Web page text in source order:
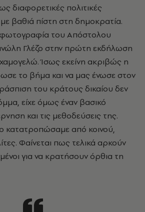
διαφορετικές πολιτικές
βαθιά πίστη στη δημοκρατία.
του Απόστολου
Γλέζο στην πρώτη εκδήλωση
Ίσως εκείνη ακριβώς η
το βήμα και να μας ένωσε στον
του κράτους δικαίου δεν
είχε όμως έναν βασικό
και τις μεθοδεύσεις της.
κατατροπώσαμε από κοινού,
Φαίνεται πως τελικά αρκούν
για να κρατήσουν όρθια τη